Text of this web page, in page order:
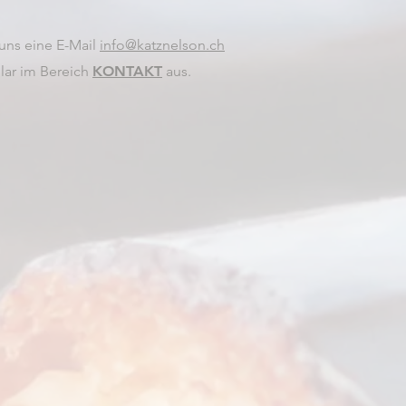
eine E-Mail info@katznelson.ch
im Bereich KONTAKT aus.